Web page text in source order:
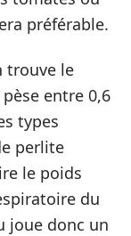
préférable.
trouve le
entre 0,6
types
perlite
le poids
du
joue donc un